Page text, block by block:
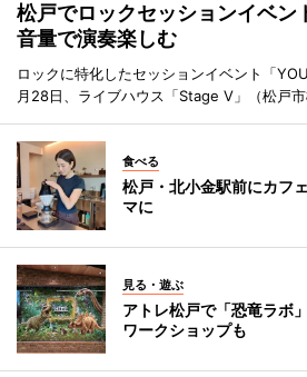
松戸でロックセッションイベ
音量で演奏楽しむ
ロックに特化したセッションイベント「
月28日、ライブハウス「Stage V」（松戸市
食べる
松戸・北小金駅前にカ
マに
見る・遊ぶ
アトレ松戸で「恐竜ラボ
ワークショップも